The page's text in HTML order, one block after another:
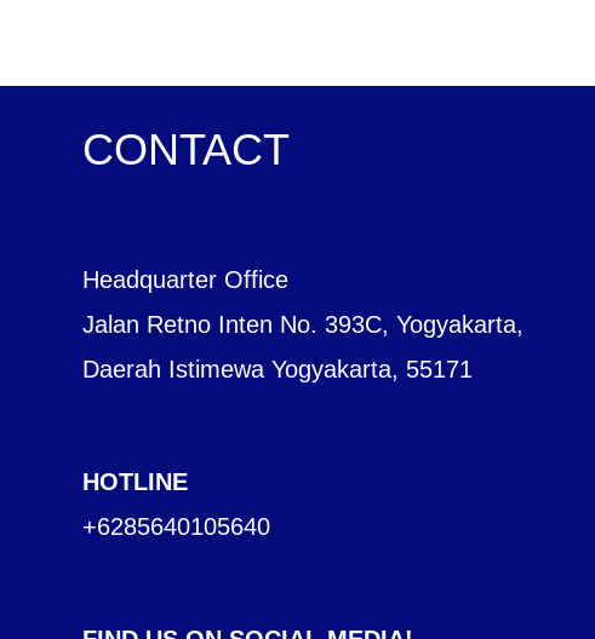
CONTACT
Headquarter Office
Jalan Retno Inten No. 393C, Yogyakarta,
Daerah Istimewa Yogyakarta, 55171
HOTLINE
+6285640105640